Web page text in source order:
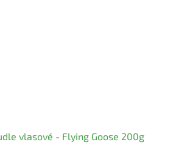
vlasové - Flying Goose 200g